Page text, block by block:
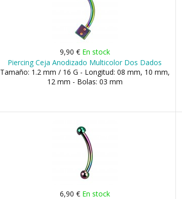
9,90 € En stock
Piercing Ceja Anodizado Multicolor Dos Dados
Tamaño: 1.2 mm / 16 G - Longitud: 08 mm, 10 mm,
12 mm - Bolas: 03 mm
6,90 € En stock